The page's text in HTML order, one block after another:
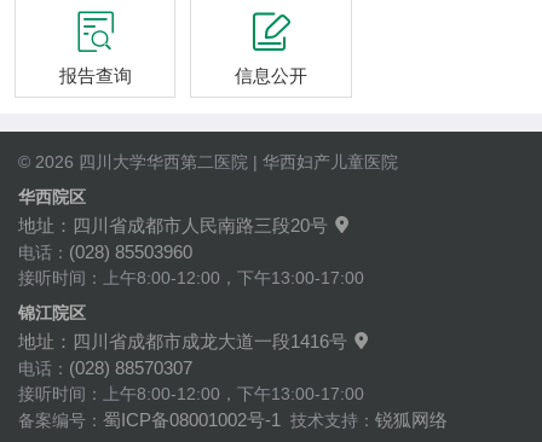

报告查询

信息公开
© 2026 四川大学华西第二医院 | 华西妇产儿童医院
华西院区
地址：四川省成都市人民南路三段20号 
电话： (028) 85503960
接听时间：上午8:00-12:00，下午13:00-17:00
锦江院区
地址：四川省成都市成龙大道一段1416号 
电话： (028) 88570307
接听时间：上午8:00-12:00，下午13:00-17:00
备案编号： 蜀ICP备08001002号-1 技术支持： 锐狐网络